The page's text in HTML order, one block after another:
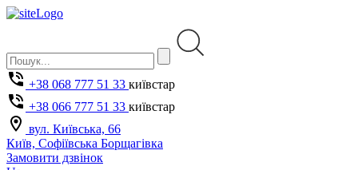
+38 068 777 51 33 київстар
+38 066 777 51 33 київстар
вул. Київська, 66
Київ, Софіївська Борщагівка
Замовити дзвінок